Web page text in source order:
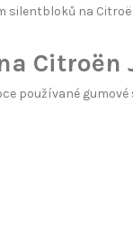
silentbloků na
Citroën
používané